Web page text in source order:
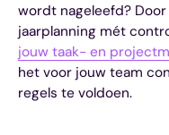
wordt nageleefd?
jaarplanning mét
jouw taak- en
het voor jouw team
regels te voldoen.